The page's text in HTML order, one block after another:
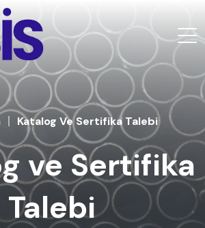
Katalog Ve Sertifika Talebi
ve Sertifika
Talebi